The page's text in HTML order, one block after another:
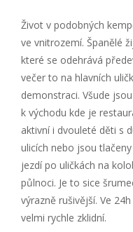
Život v podobných
ve vnitrozemí. Španělé
které se odehrává
večer to na hlavních
demonstraci. Všude
k východu kde je
aktivní i dvouleté děti s
ulicích nebo jsou
jezdí po uličkách na
půlnoci. Je to sice
výrazně rušivější. Ve
velmi rychle zklidní.